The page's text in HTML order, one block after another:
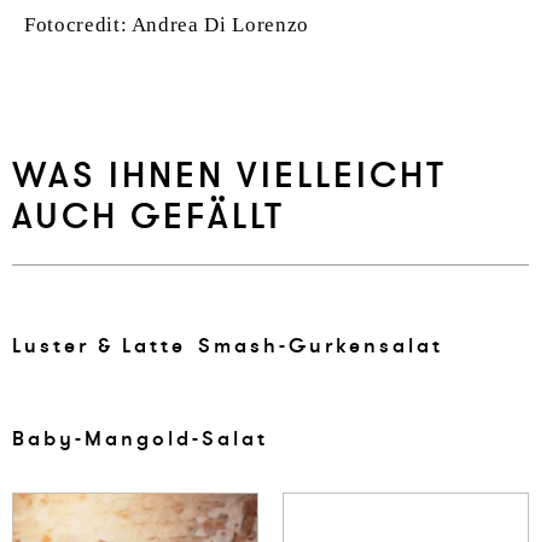
Fotocredit: Andrea Di Lorenzo
WAS IHNEN VIELLEICHT
AUCH GEFÄLLT
Lus­ter & Lat­te Smash-Gur­kensalat
Baby-Man­gold-Salat